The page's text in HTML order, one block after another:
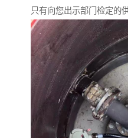
只有向您出示部门检定的